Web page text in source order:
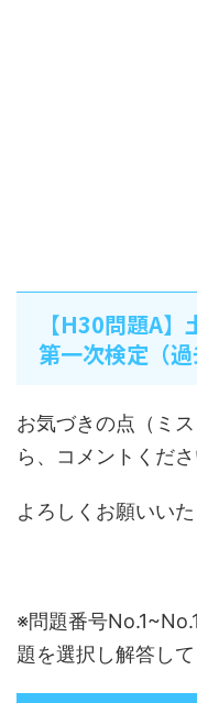
【H30問題A】
第一次検定（過
お気づきの点（ミ
ら、コメントくださ
よろしくお願いいた
※問題番号
題を選択し解答して